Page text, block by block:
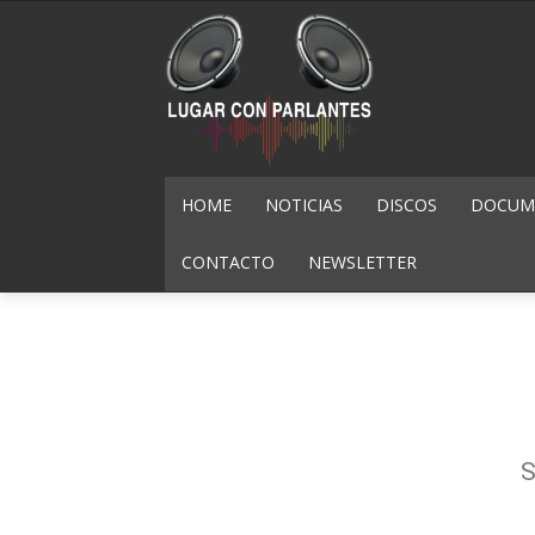
HOME NOTICIAS DISCOS
CONTACTO NEWSLETTER